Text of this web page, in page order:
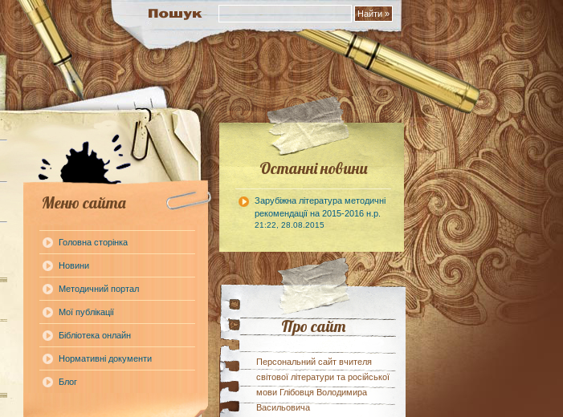
Меню сайта
Головна сторінка
Новини
Методичний портал
Мої публікації
Бібліотека онлайн
Нормативні документи
Блог
Останні новини
Зарубіжна література методичні
рекомендації на 2015-2016 н.р.
21:22, 28.08.2015
Про сайт
Персональний сайт вчителя
світової літератури та російської
мови Глібовця Володимира
Васильовича